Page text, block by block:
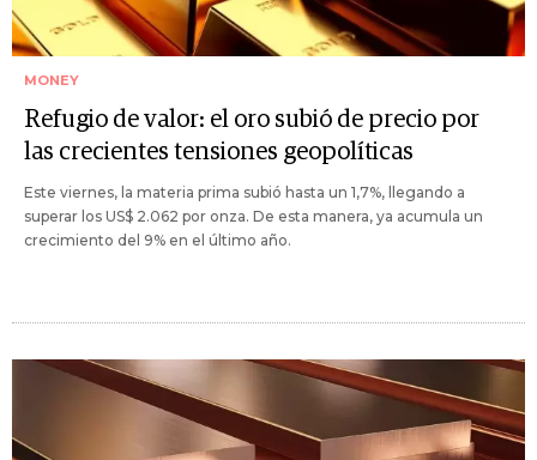
MONEY
Refugio de valor: el oro subió de precio por
las crecientes tensiones geopolíticas
Este viernes, la materia prima subió hasta un 1,7%, llegando a
superar los US$ 2.062 por onza. De esta manera, ya acumula un
crecimiento del 9% en el último año.